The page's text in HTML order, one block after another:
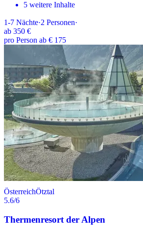
5 weitere Inhalte
1-7 Nächte·2 Personen·
ab 350 €
pro Person ab € 175
ÖsterreichÖtztal
5.6/6
Thermenresort der Alpen